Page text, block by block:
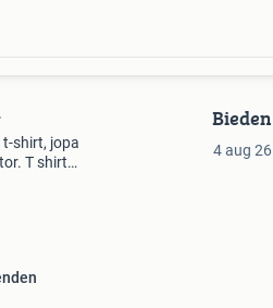
t-shirt, jopa
T shirt
Bieden
4 aug 26